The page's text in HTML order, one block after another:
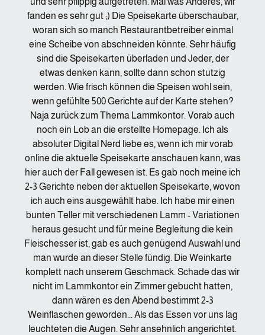
fanden es sehr gut ;) Die Speisekarte überschaubar,
woran sich so manch Restaurantbetreiber einmal
eine Scheibe von abschneiden könnte. Sehr häufig
sind die Speisekarten überladen und Jeder, der
etwas denken kann, sollte dann schon stutzig
werden. Wie frisch können die Speisen wohl sein,
wenn gefühlte 500 Gerichte auf der Karte stehen?
Naja zurück zum Thema Lammkontor. Vorab auch
noch ein Lob an die erstellte Homepage. Ich als
absoluter Digital Nerd liebe es, wenn ich mir vorab
online die aktuelle Speisekarte anschauen kann, was
hier auch der Fall gewesen ist. Es gab noch meine ich
2-3 Gerichte neben der aktuellen Speisekarte, wovon
ich auch eins ausgewählt habe. Ich habe mir einen
bunten Teller mit verschiedenen Lamm - Variationen
heraus gesucht und für meine Begleitung die kein
Fleischesser ist, gab es auch genügend Auswahl und
man wurde an dieser Stelle fündig. Die Weinkarte
komplett nach unserem Geschmack. Schade das wir
nicht im Lammkontor ein Zimmer gebucht hatten,
dann wären es den Abend bestimmt 2-3
Weinflaschen geworden... Als das Essen vor uns lag
leuchteten die Augen. Sehr ansehnlich angerichtet.